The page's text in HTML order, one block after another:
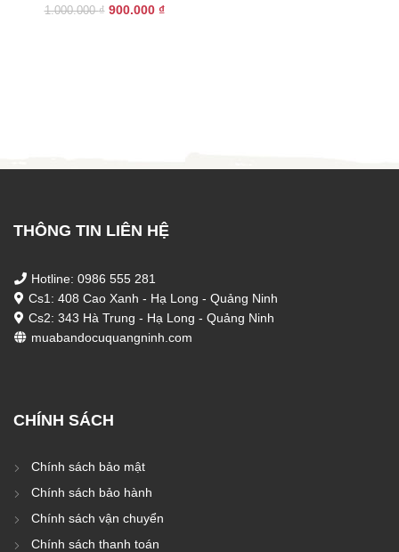
1.000.000₫ Giá
900.000 ₫Giá
THÔNG TIN LIÊN HỆ
Hotline: 0986 555 281
Cs1: 408 Cao Xanh - Hạ Long - Quảng Ninh
Cs2: 343 Hà Trung - Hạ Long - Quảng Ninh
muabandocuquangninh.com
CHÍNH SÁCH
Chính sách bảo mật
Chính sách bảo hành
Chính sách vận chuyển
Chính sách thanh toán